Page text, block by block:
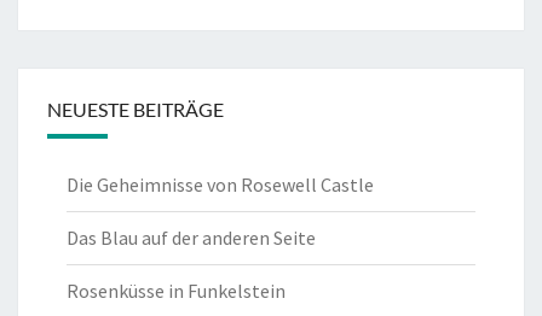
NEUESTE BEITRÄGE
Die Geheimnisse von Rosewell Castle
Das Blau auf der anderen Seite
Rosenküsse in Funkelstein